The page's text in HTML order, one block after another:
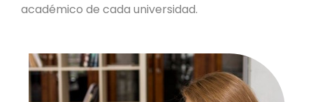
académico de cada universidad.